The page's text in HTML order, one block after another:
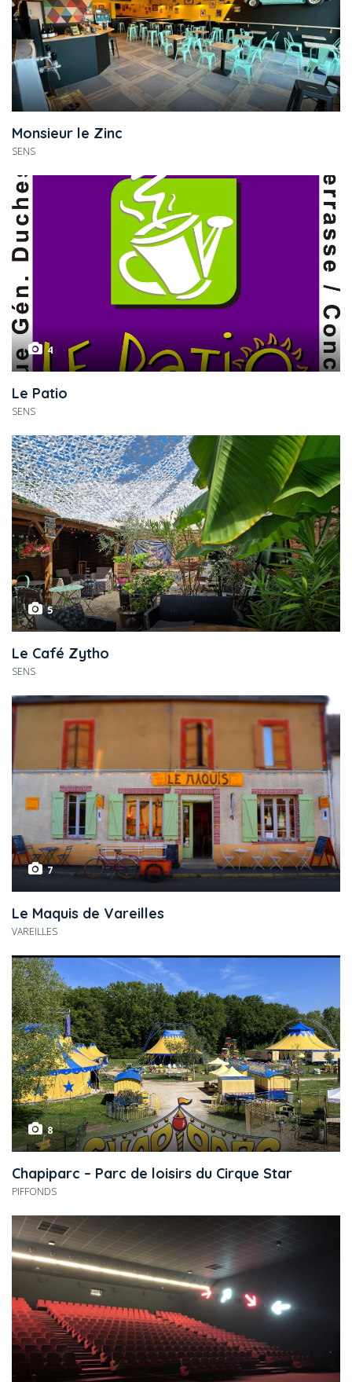
Monsieur le Zinc
SENS
4
Le Patio
SENS
5
Le Café Zytho
SENS
7
Le Maquis de Vareilles
VAREILLES
8
Chapiparc – Parc de loisirs du Cirque Star
PIFFONDS